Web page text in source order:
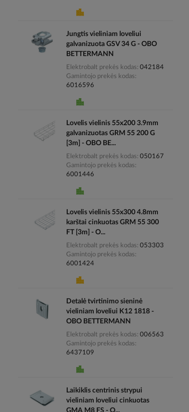
Jungtis vieliniam loveliui
galvanizuota GSV 34 G - OBO
BETTERMANN
Elektrobalt prekės kodas 042184
Gamintojo prekės kodas
6016596
Lovelis vielinis 55x200 3.9mm
galvanizuotas GRM 55 200 G
[3m] - OBO BE...
Elektrobalt prekės kodas 050167
Gamintojo prekės kodas
6001446
Lovelis vielinis 55x300 4.8mm
karštai cinkuotas GRM 55 300
FT [3m] - O...
Elektrobalt prekės kodas 053303
Gamintojo prekės kodas
6001424
Detalė tvirtinimo sieninė
vieliniam loveliui K12 1818 -
OBO BETTERMANN
Elektrobalt prekės kodas 006563
Gamintojo prekės kodas
6437109
Laikiklis centrinis strypui
vieliniam loveliui cinkuotas
GMA M8 FS - O...